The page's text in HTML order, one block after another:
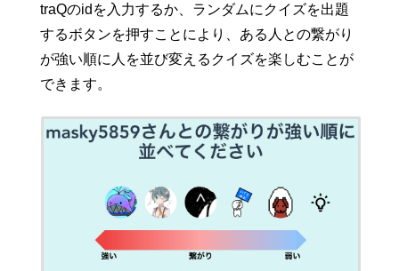
traQのidを入力するか、ランダムにクイズを出題
するボタンを押すことにより、ある人との繋がり
が強い順に人を並び変えるクイズを楽しむことが
できます。